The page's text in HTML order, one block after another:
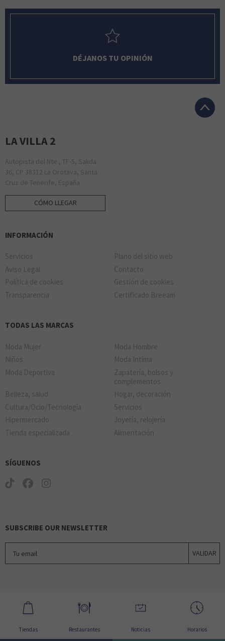
DÉJANOS TU OPINIÓN
LA VILLA 2
Autopista del Nte., TF-5, Salida
36, CP 38312 La Orotava, Santa
Cruz de Tenerife, España
CÓMO LLEGAR
INFORMACIÓN
Servicios
Plano del sitio web
Aviso Legal
Contacto
Política de cookies
Gestión de cookies
Transparencia
Certificado Breeam
TODAS LAS MARCAS
Moda Mujer
Moda Hombre
Niños
Moda Intima
Moda Deportiva
Zapatería, bolsos y
complementos
Belleza, salud
Hogar, decoración
Cultura/Ocio/Tecnología
Servicios
Hipermercado
Joyería, relojería
Tienda especializada
Alimentación
SÍGUENOS
SUBSCRIBE OUR NEWSLETTER
VALIDAR
Tiendas Restaurantes Noticias Horarios